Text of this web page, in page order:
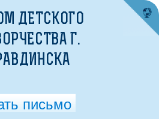
ДЕТСКОГО
Г.
письмо